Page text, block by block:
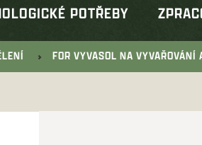
POTŘEBY
FOR VYVASOL NA